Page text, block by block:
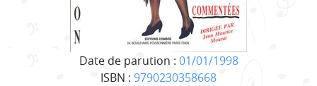
Date de parution : 01/01/1998
ISBN : 9790230358668